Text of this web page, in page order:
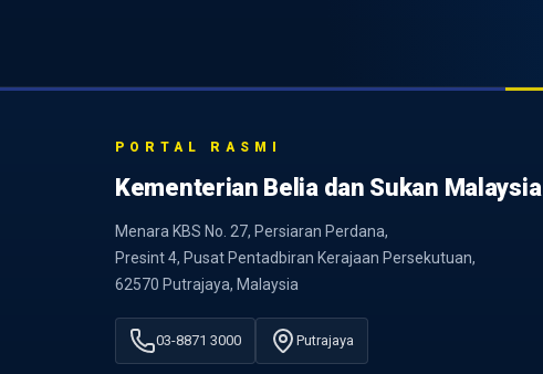
PORTAL RASMI
Kementerian Belia dan Sukan Malaysia
Menara KBS No. 27, Persiaran Perdana,
Presint 4, Pusat Pentadbiran Kerajaan Persekutuan,
62570 Putrajaya, Malaysia
03-8871 3000 Putrajaya